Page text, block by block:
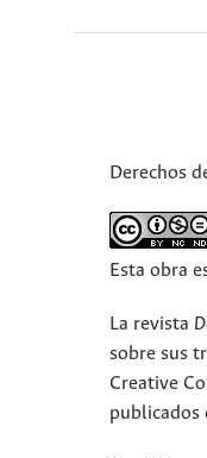
Derechos
Esta obra
La revista
sobre sus
Creative
publicados